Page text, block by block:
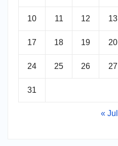
10 11 12 13
17 18 19 20
24 25 26 27
31
« Jul